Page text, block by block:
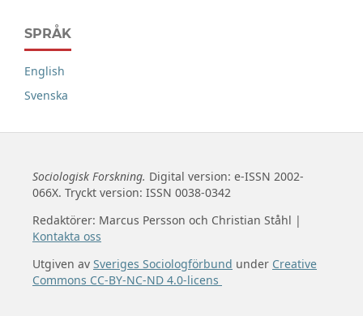
SPRÅK
English
Svenska
Sociologisk Forskning. Digital version: e-ISSN 2002-
066X. Tryckt version: ISSN 0038-0342
Redaktörer: Marcus Persson och Christian Ståhl |
Kontakta oss
Utgiven av Sveriges Sociologförbund under Creative
Commons CC-BY-NC-ND 4.0-licens